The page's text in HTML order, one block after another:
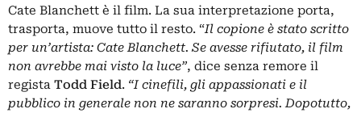
Cate Blanchett è il film. La sua interpretazione porta,
trasporta, muove tutto il resto. “Il copione è stato scritto
per un’artista: Cate Blanchett. Se avesse rifiutato, il film
non avrebbe mai visto la luce”, dice senza remore il
regista Todd Field. “I cinefili, gli appassionati e il
pubblico in generale non ne saranno sorpresi. Dopotutto,